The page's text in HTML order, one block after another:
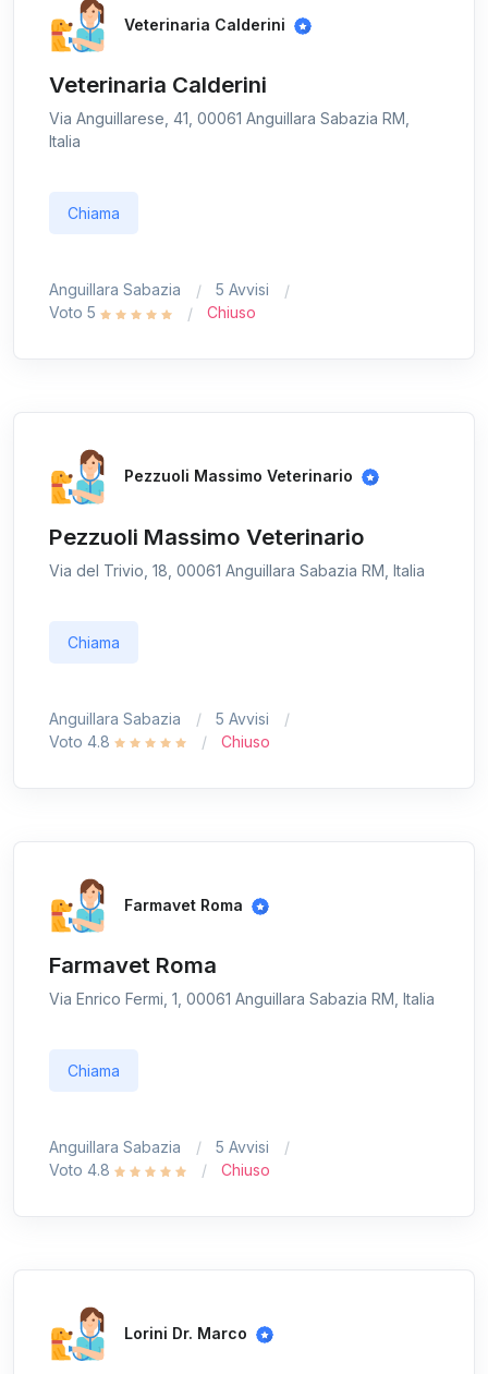
Veterinaria Calderini
Veterinaria Calderini
Via Anguillarese, 41, 00061 Anguillara Sabazia RM,
Italia
Chiama
Anguillara Sabazia
5 Avvisi
Voto 5
Chiuso
Pezzuoli Massimo Veterinario
Pezzuoli Massimo Veterinario
Via del Trivio, 18, 00061 Anguillara Sabazia RM, Italia
Chiama
Anguillara Sabazia
5 Avvisi
Voto 4.8
Chiuso
Farmavet Roma
Farmavet Roma
Via Enrico Fermi, 1, 00061 Anguillara Sabazia RM, Italia
Chiama
Anguillara Sabazia
5 Avvisi
Voto 4.8
Chiuso
Lorini Dr. Marco